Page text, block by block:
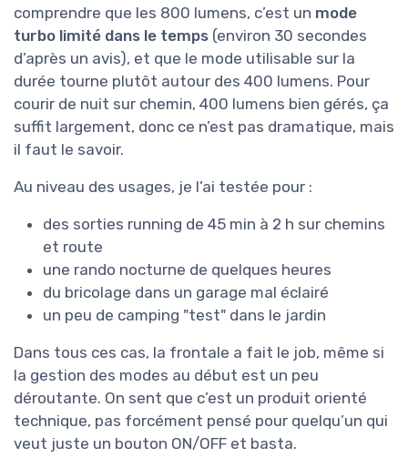
comprendre que les 800 lumens, c’est un mode
turbo limité dans le temps (environ 30 secondes
d’après un avis), et que le mode utilisable sur la
durée tourne plutôt autour des 400 lumens. Pour
courir de nuit sur chemin, 400 lumens bien gérés, ça
suffit largement, donc ce n’est pas dramatique, mais
il faut le savoir.
Au niveau des usages, je l’ai testée pour :
des sorties running de 45 min à 2 h sur chemins
et route
une rando nocturne de quelques heures
du bricolage dans un garage mal éclairé
un peu de camping "test" dans le jardin
Dans tous ces cas, la frontale a fait le job, même si
la gestion des modes au début est un peu
déroutante. On sent que c’est un produit orienté
technique, pas forcément pensé pour quelqu’un qui
veut juste un bouton ON/OFF et basta.